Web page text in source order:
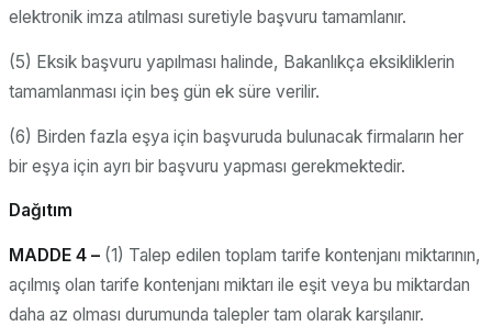
elektronik imza atılması suretiyle başvuru tamamlanır.
(5) Eksik başvuru yapılması halinde, Bakanlıkça eksikliklerin
tamamlanması için beş gün ek süre verilir.
(6) Birden fazla eşya için başvuruda bulunacak firmaların her
bir eşya için ayrı bir başvuru yapması gerekmektedir.
Dağıtım
MADDE 4 – (1) Talep edilen toplam tarife kontenjanı miktarının,
açılmış olan tarife kontenjanı miktarı ile eşit veya bu miktardan
daha az olması durumunda talepler tam olarak karşılanır.